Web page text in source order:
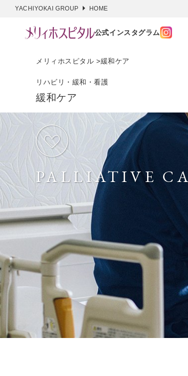
公式インスタグラム
YACHIYOKAI GROUP HOME
メリィホスピタル 緩和ケア
リハビリ・緩和・看護
緩和ケア
PALLIATIVE